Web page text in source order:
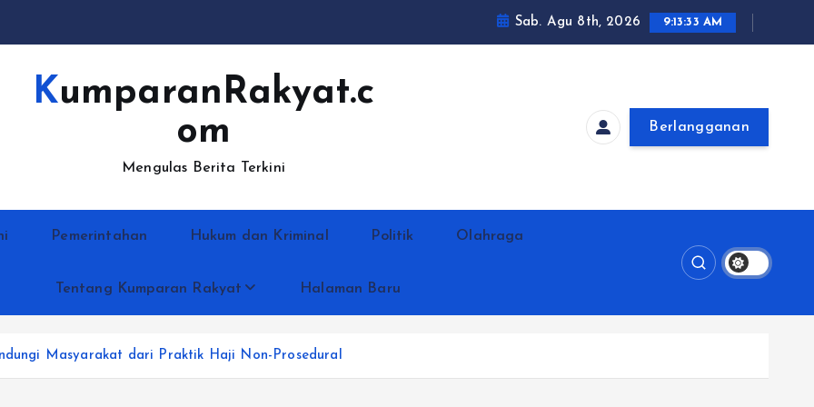
Sab. Agu 8th, 2026 9:13:34 AM
KumparanRakyat.c
om
Mengulas Berita Terkini
Berlangganan
Pemerintahan Hukum dan Kriminal Politik Olahraga
Tentang Kumparan Rakyat Halaman Baru
Masyarakat dari Praktik Haji Non-Prosedural